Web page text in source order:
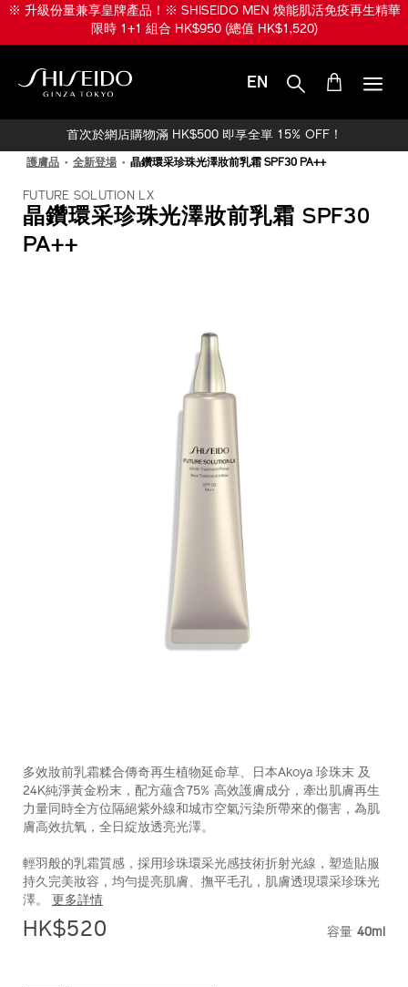
跳※ 升級份量兼享皇牌產品！※ SHISEIDO MEN 煥能肌活免疫再生精華
限時 1+1 組合 HK$950 (總值 HK$1,520)
EN
首次於網店購物滿 HK$500 即享全單 15% OFF！
護膚品 全新登場 晶鑽環采珍珠光澤妝前乳霜 SPF30 PA++
FUTURE SOLUTION LX
晶鑽環采珍珠光澤妝前乳霜 SPF30
PA++
lx-
spf30-
pa%2B%2B-
編
號：
10118120301_hk
多效妝前乳霜糅合傳奇再生植物延命草、日本Akoya 珍珠末 及
24K純淨黃金粉末，配方蘊含75% 高效護膚成分，牽出肌膚再生
力量同時全方位隔絕紫外線和城市空氣污染所帶來的傷害，為肌
膚高效抗氧，全日綻放透亮光澤。
輕羽般的乳霜質感，採用珍珠環采光感技術折射光線，塑造貼服
持久完美妝容，均勻提亮肌膚、撫平毛孔，肌膚透現環采珍珠光
澤。 更多詳情
HK$520 容量 40ml